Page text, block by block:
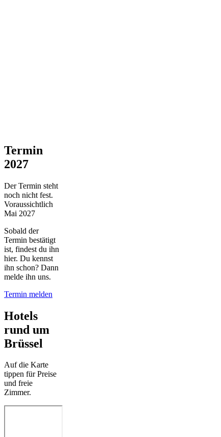
Termin
2027
Der Termin steht
noch nicht fest.
Voraussichtlich
Mai 2027
Sobald der
Termin bestätigt
ist, findest du ihn
hier. Du kennst
ihn schon? Dann
melde ihn uns.
Termin melden
Hotels
rund um
Brüssel
Auf die Karte
tippen für Preise
und freie
Zimmer.